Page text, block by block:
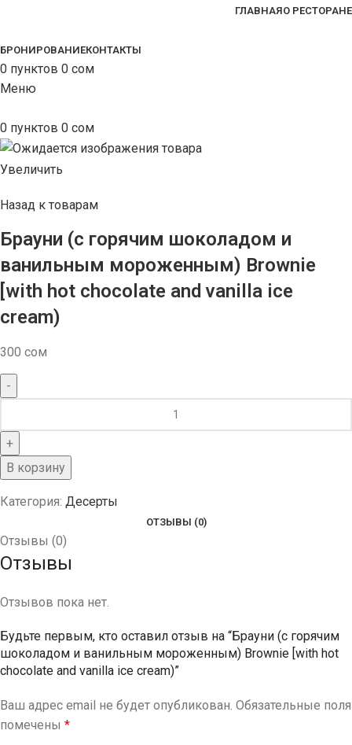
ГЛАВНАЯО РЕСТОРАНЕ
БРОНИРОВАНИЕКОНТАКТЫ
0 пунктов 0 сом
Меню
0 пунктов 0 сом
Увеличить
Назад к товарам
Брауни (с горячим шоколадом и
ванильным мороженным) Brownie
[with hot chocolate and vanilla ice
cream)
300 сом
В корзину
Категория: Десерты
ОТЗЫВЫ (0)
Отзывы (0)
Отзывы
Отзывов пока нет.
Будьте первым, кто оставил отзыв на “Брауни (с горячим
шоколадом и ванильным мороженным) Brownie [with hot
chocolate and vanilla ice cream)”
Ваш адрес email не будет опубликован. Обязательные поля
помечены *